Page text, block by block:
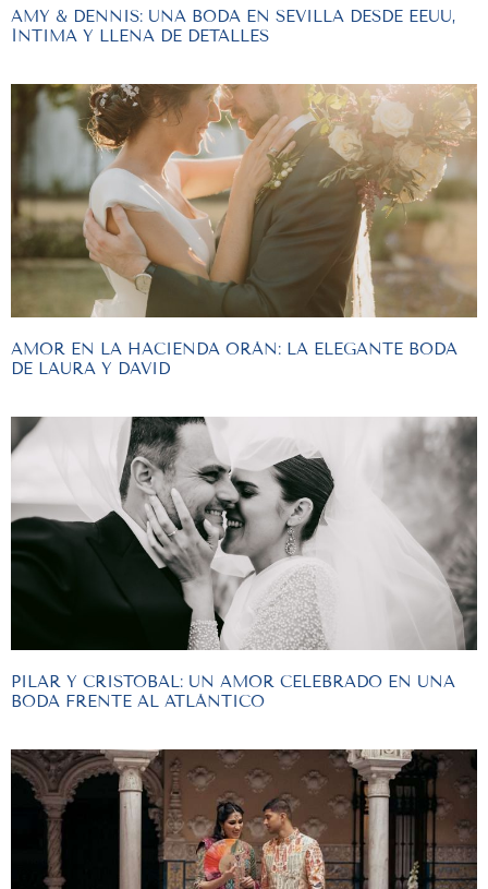
AMY & DENNIS: UNA BODA EN SEVILLA DESDE EEUU,
ÍNTIMA Y LLENA DE DETALLES
AMOR EN LA HACIENDA ORÁN: LA ELEGANTE BODA
DE LAURA Y DAVID
PILAR Y CRISTOBAL: UN AMOR CELEBRADO EN UNA
BODA FRENTE AL ATLÁNTICO